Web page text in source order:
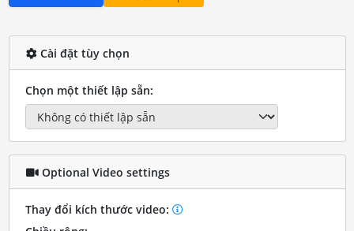
Cài đặt tùy chọn
Chọn một thiết lập sẵn:
Optional Video settings
Thay đổi kích thước video: